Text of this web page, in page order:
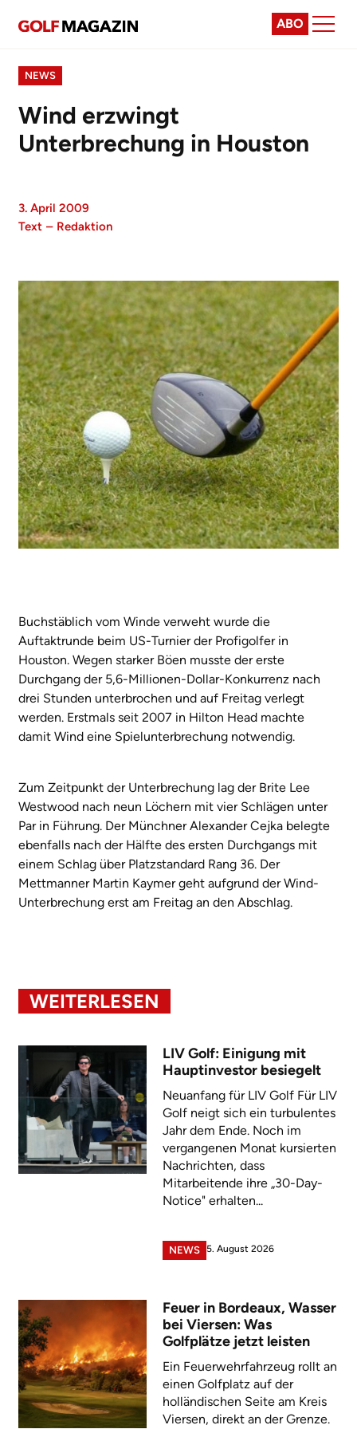
ABO
NEWS
Wind erzwingt
Unterbrechung in Houston
3. April 2009
Text – Redaktion
Buchstäblich vom Winde verweht wurde die
Auftaktrunde beim US-Turnier der Profigolfer in
Houston. Wegen starker Böen musste der erste
Durchgang der 5,6-Millionen-Dollar-Konkurrenz nach
drei Stunden unterbrochen und auf Freitag verlegt
werden. Erstmals seit 2007 in Hilton Head machte
damit Wind eine Spielunterbrechung notwendig.
Zum Zeitpunkt der Unterbrechung lag der Brite Lee
Westwood nach neun Löchern mit vier Schlägen unter
Par in Führung. Der Münchner Alexander Cejka belegte
ebenfalls nach der Hälfte des ersten Durchgangs mit
einem Schlag über Platzstandard Rang 36. Der
Mettmanner Martin Kaymer geht aufgrund der Wind-
Unterbrechung erst am Freitag an den Abschlag.
WEITERLESEN
LIV Golf: Einigung mit
Hauptinvestor besiegelt
Neuanfang für LIV Golf Für LIV
Golf neigt sich ein turbulentes
Jahr dem Ende. Noch im
vergangenen Monat kursierten
Nachrichten, dass
Mitarbeitende ihre „30-Day-
Notice" erhalten...
NEWS 5. August 2026
Feuer in Bordeaux, Wasser
bei Viersen: Was
Golfplätze jetzt leisten
Ein Feuerwehrfahrzeug rollt an
einen Golfplatz auf der
holländischen Seite am Kreis
Viersen, direkt an der Grenze.